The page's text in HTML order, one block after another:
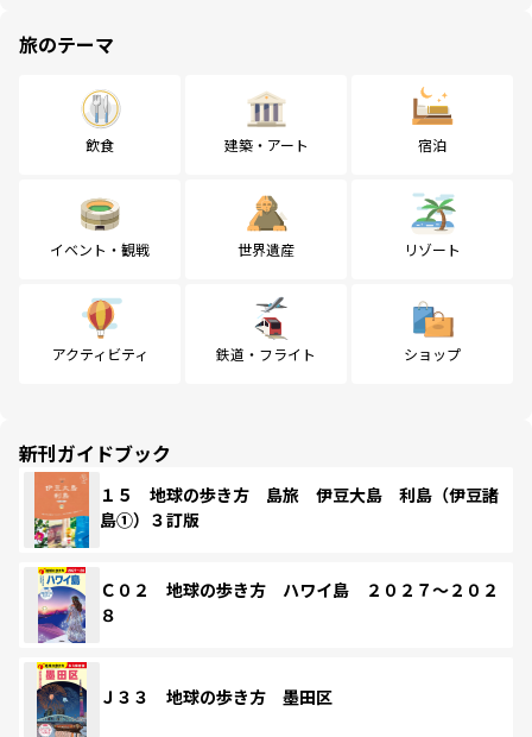
旅のテーマ
飲食 建築・アート 宿泊
イベント・観戦 世界遺産 リゾート
アクティビティ 鉄道・フライト ショップ
新刊ガイドブック
１５ 地球の歩き方 島旅 伊豆大島 利島（伊豆諸
島①）３訂版
Ｃ０２ 地球の歩き方 ハワイ島 ２０２７～２０２
８
Ｊ３３ 地球の歩き方 墨田区